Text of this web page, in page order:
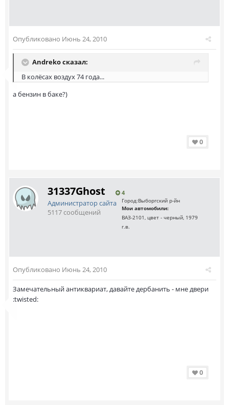
Опубликовано Июнь 24, 2010
Andreko сказал:
В колёсах воздух 74 года...
а бензин в баке?)
0
31337Ghost 4
Администратор сайта
5117 сообщений
Город:Выборгский р-йн
Мои автомобили:
ВАЗ-2101, цвет - черный, 1979
г.в.
Опубликовано Июнь 24, 2010
Замечательный антиквариат, давайте дербанить - мне двери
:twisted:
0